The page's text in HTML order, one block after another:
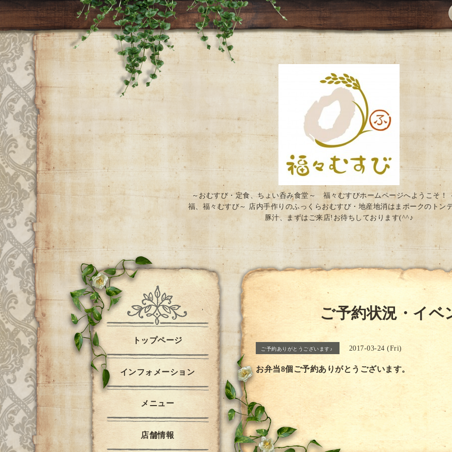
～おむすび・定食、ちょい呑み食堂～ 福々むすびホームページへようこそ！
福、福々むすび～ 店内手作りのふっくらおむすび・地産地消はまポークのトン
豚汁、まずはご来店!お待ちしております(^^♪
ご予約状況・イベ
ご予約ありがとうございます♪ 2017-03-24 (Fri)
お弁当8個ご予約ありがとうございます。
トップページ
インフォメーション
メニュー
店舗情報